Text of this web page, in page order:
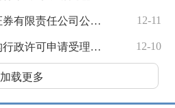
关于核准高盛（中国）证券有限责任公司公开募集证券投资基金销售业务资格的批复 12-11
北京证监局基金经营机构行政许可申请受理及审核情况公示表（截至2024年12月6日） 12-10
加载更多